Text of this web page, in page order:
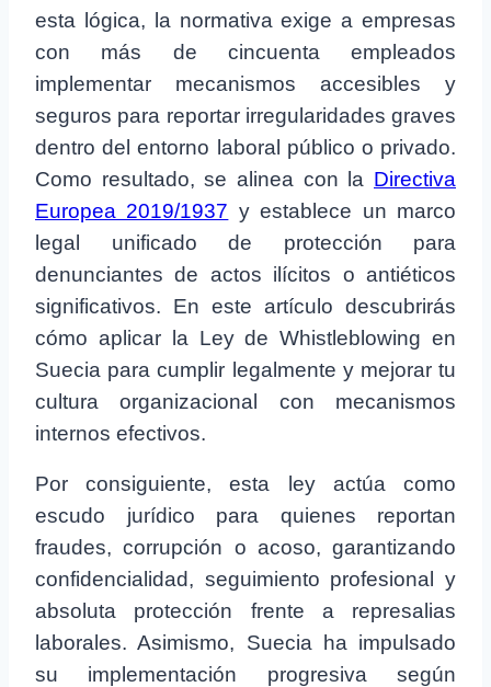
esta lógica, la normativa exige a empresas
con más de cincuenta empleados
implementar mecanismos accesibles y
seguros para reportar irregularidades graves
dentro del entorno laboral público o privado.
Como resultado, se alinea con la Directiva
Europea 2019/1937 y establece un marco
legal unificado de protección para
denunciantes de actos ilícitos o antiéticos
significativos. En este artículo descubrirás
cómo aplicar la Ley de Whistleblowing en
Suecia para cumplir legalmente y mejorar tu
cultura organizacional con mecanismos
internos efectivos.
Por consiguiente, esta ley actúa como
escudo jurídico para quienes reportan
fraudes, corrupción o acoso, garantizando
confidencialidad, seguimiento profesional y
absoluta protección frente a represalias
laborales. Asimismo, Suecia ha impulsado
su implementación progresiva según